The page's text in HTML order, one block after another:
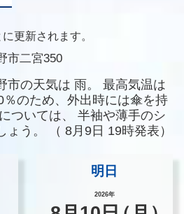
更新されます。
市二宮350
市の天気は 雨。
最高気温は
％のため、外出時には傘を持
ついては、
半袖や薄手のシ
ょう。
（ 8月9日 19時発表）
明日
2026年